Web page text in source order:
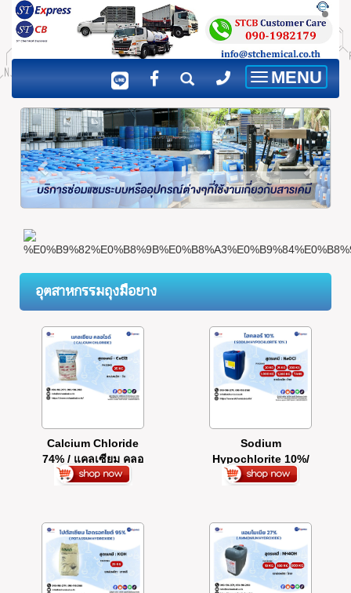
Toggle
navigation
MENU
อุตสาหกรรมถุงมือยาง
Calcium Chloride
74% / แคลเซียม คลอ
ไรด์ 74%
Sodium
Hypochlorite 10%/
ไฮคลอร์ 10%